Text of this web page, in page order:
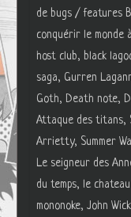
de bugs / features
conquérir le monde
host club, black
saga, Gurren
Goth, Death note,
Attaque des titans,
Arrietty, Summer
Le seigneur des
du temps, le
mononoke, John